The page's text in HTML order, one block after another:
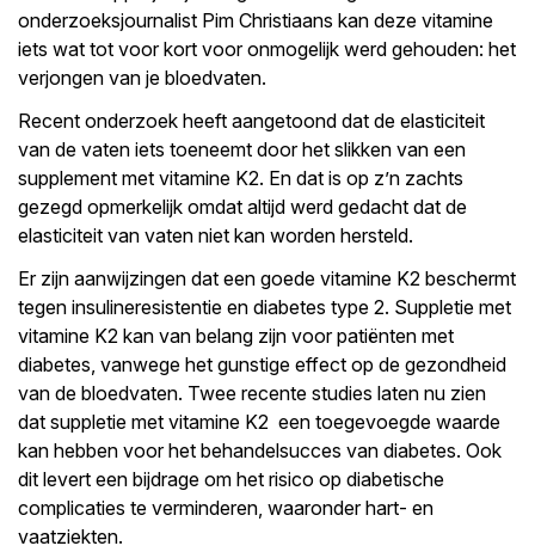
onderzoeksjournalist Pim Christiaans kan deze vitamine
iets wat tot voor kort voor onmogelijk werd gehouden: het
verjongen van je bloedvaten.
Recent onderzoek heeft aangetoond dat de elasticiteit
van de vaten iets toeneemt door het slikken van een
supplement met vitamine K2. En dat is op z’n zachts
gezegd opmerkelijk omdat altijd werd gedacht dat de
elasticiteit van vaten niet kan worden hersteld.
Er zijn aanwijzingen dat een goede vitamine K2 beschermt
tegen insulineresistentie en diabetes type 2. Suppletie met
vitamine K2 kan van belang zijn voor patiënten met
diabetes, vanwege het gunstige effect op de gezondheid
van de bloedvaten. Twee recente studies laten nu zien
dat suppletie met vitamine K2 een toegevoegde waarde
kan hebben voor het behandelsucces van diabetes. Ook
dit levert een bijdrage om het risico op diabetische
complicaties te verminderen, waaronder hart- en
vaatziekten.